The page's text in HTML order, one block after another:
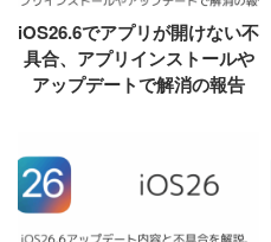
iOS26.6でアプリが開けない不
具合、アプリインストールや
アップデートで解消の報告